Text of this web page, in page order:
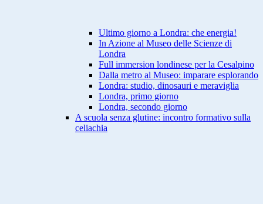
Ultimo giorno a Londra: che energia!
In Azione al Museo delle Scienze di
Londra
Full immersion londinese per la Cesalpino
Dalla metro al Museo: imparare esplorando
Londra: studio, dinosauri e meraviglia
Londra, primo giorno
Londra, secondo giorno
A scuola senza glutine: incontro formativo sulla
celiachia